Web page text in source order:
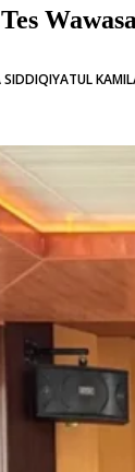
SIDDIQIYATUL